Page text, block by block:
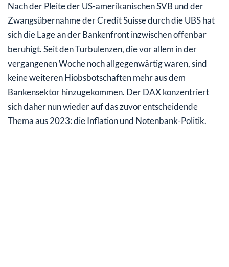
Nach der Pleite der US-amerikanischen SVB und der
Zwangsübernahme der Credit Suisse durch die UBS hat
sich die Lage an der Bankenfront inzwischen offenbar
beruhigt. Seit den Turbulenzen, die vor allem in der
vergangenen Woche noch allgegenwärtig waren, sind
keine weiteren Hiobsbotschaften mehr aus dem
Bankensektor hinzugekommen. Der DAX konzentriert
sich daher nun wieder auf das zuvor entscheidende
Thema aus 2023: die Inflation und Notenbank-Politik.